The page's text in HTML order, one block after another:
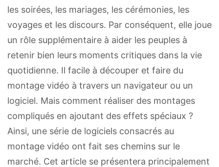
les soirées, les mariages, les cérémonies, les
voyages et les discours. Par conséquent, elle joue
un rôle supplémentaire à aider les peuples à
retenir bien leurs moments critiques dans la vie
quotidienne. Il facile à découper et faire du
montage vidéo à travers un navigateur ou un
logiciel. Mais comment réaliser des montages
compliqués en ajoutant des effets spéciaux ?
Ainsi, une série de logiciels consacrés au
montage vidéo ont fait ses chemins sur le
marché. Cet article se présentera principalement